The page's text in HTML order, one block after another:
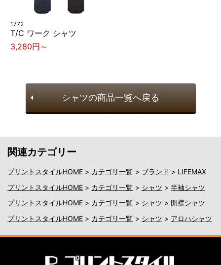
1772
T/C ワーク シャツ
3,280円～
シャツの商品一覧へ戻る
関連カテゴリー
プリントスタイルHOME > カテゴリ一覧 > ブランド > LIFEMAX
プリントスタイルHOME > カテゴリ一覧 > シャツ > 半袖シャツ
プリントスタイルHOME > カテゴリ一覧 > シャツ > 開襟シャツ
プリントスタイルHOME > カテゴリ一覧 > シャツ > アロハシャツ